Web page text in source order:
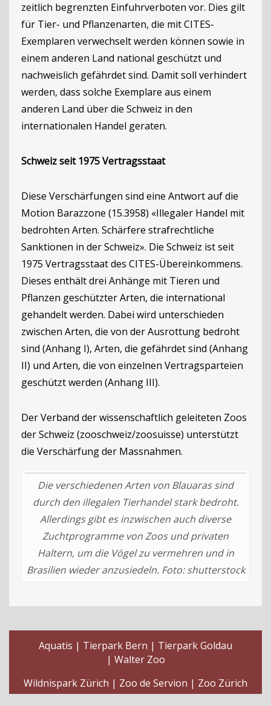
zeitlich begrenzten Einfuhrverboten vor. Dies gilt
für Tier- und Pflanzenarten, die mit CITES-
Exemplaren verwechselt werden können sowie in
einem anderen Land national geschützt und
nachweislich gefährdet sind. Damit soll verhindert
werden, dass solche Exemplare aus einem
anderen Land über die Schweiz in den
internationalen Handel geraten.
Schweiz seit 1975 Vertragsstaat
Diese Verschärfungen sind eine Antwort auf die
Motion Barazzone (15.3958) «Illegaler Handel mit
bedrohten Arten. Schärfere strafrechtliche
Sanktionen in der Schweiz». Die Schweiz ist seit
1975 Vertragsstaat des CITES-Übereinkommens.
Dieses enthält drei Anhänge mit Tieren und
Pflanzen geschützter Arten, die international
gehandelt werden. Dabei wird unterschieden
zwischen Arten, die von der Ausrottung bedroht
sind (Anhang I), Arten, die gefährdet sind (Anhang
II) und Arten, die von einzelnen Vertragsparteien
geschützt werden (Anhang III).
Der Verband der wissenschaftlich geleiteten Zoos
der Schweiz (zooschweiz/zoosuisse) unterstützt
die Verschärfung der Massnahmen.
Die verschiedenen Arten von Blauaras sind
durch den illegalen Tierhandel stark bedroht.
Allerdings gibt es inzwischen auch diverse
Zuchtprogramme von Zoos und privaten
Haltern, um die Vögel zu vermehren und in
Brasilien wieder anzusiedeln. Foto: shutterstock
Aquatis Tierpark Bern
Tierpark Goldau
Walter Zoo
Wildnispark Zürich
Zoo de Servion Zoo Zürich